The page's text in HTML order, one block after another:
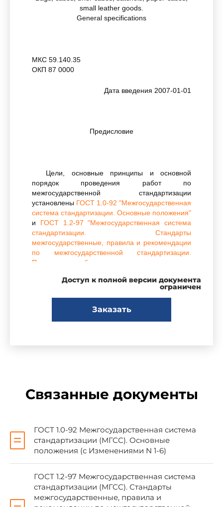
small leather goods.
General specifications
МКС 59.140.35
ОКП 87 0000
Дата введения 2007-01-01
Предисловие
Цели, основные принципы и основной
порядок проведения работ по
межгосударственной стандартизации
установлены ГОСТ 1.0-92 "Межгосударственная
система стандартизации. Основные положения"
и ГОСТ 1.2-97 "Межгосударственная система
стандартизации. Стандарты
межгосударственные, правила и рекомендации
по межгосударственной стандартизации.
Порядок разработки, принятия, применения,
государственным унитарным предприятием
2 ВНЕСЕН Федеральным агентством по
3 ПРИНЯТ Межгосударственным советом
по стандартизации, метрологии и
сертификации (протокол N 22 от 4 ноября 2005
г.)
Доступ к полной версии документа
ограничен
Заказать
Связанные документы
ГОСТ 1.0-92 Межгосударственная система
стандартизации (МГСС). Основные
положения (с Изменениями N 1-6)
ГОСТ 1.2-97 Межгосударственная система
стандартизации (МГСС). Стандарты
межгосударственные, правила и